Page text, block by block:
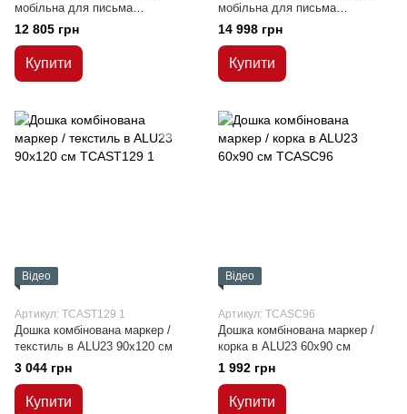
мобільна для письма
маркером, сухостираєма,
12 805 грн
Купити
мобільна для письма
маркером, сухостираєма,
14 998 грн
Купити
Відео
Артикул: TCAST129 1
Дошка комбінована маркер /
текстиль в ALU23 90х120 см
3 044 грн
Купити
Відео
Артикул: TCASC96
Дошка комбінована маркер /
корка в ALU23 60х90 см
1 992 грн
Купити